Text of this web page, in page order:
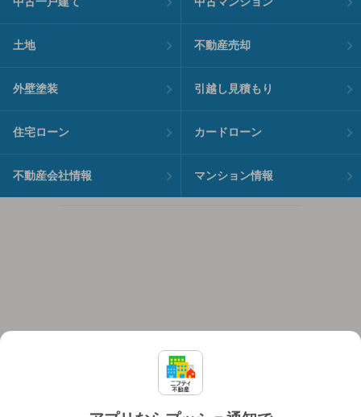
土地 不動産売却
外壁塗装 引越し見積もり
住宅ローン カードローン
不動産会社情報 マンション情報